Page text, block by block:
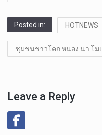
Posted in: HOTNEWS
ชุมชนชาวโคก หนอง นา โม
Leave a Reply